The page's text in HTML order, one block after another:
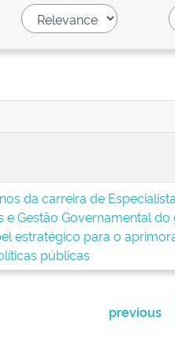
da carreira de
e Gestão Governamental
estratégico para o
públicas
previous